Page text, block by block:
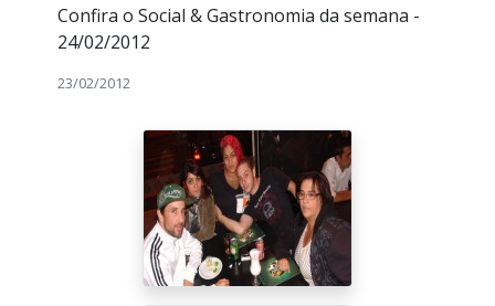
Confira o Social & Gastronomia da semana -
24/02/2012
23/02/2012